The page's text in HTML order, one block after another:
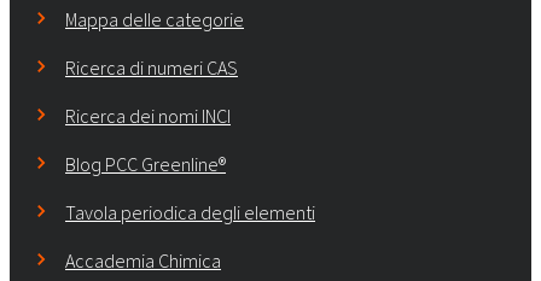
Mappa delle categorie
Ricerca di numeri CAS
Ricerca dei nomi INCI
Blog PCC Greenline®
Tavola periodica degli elementi
Accademia Chimica